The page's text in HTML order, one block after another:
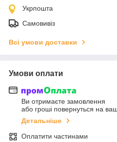
Укрпошта
Самовивіз
Всі умови доставки
Умови оплати
Ви отримаєте замовлення
або гроші повернуться на
Детальніше
Оплатити частинами